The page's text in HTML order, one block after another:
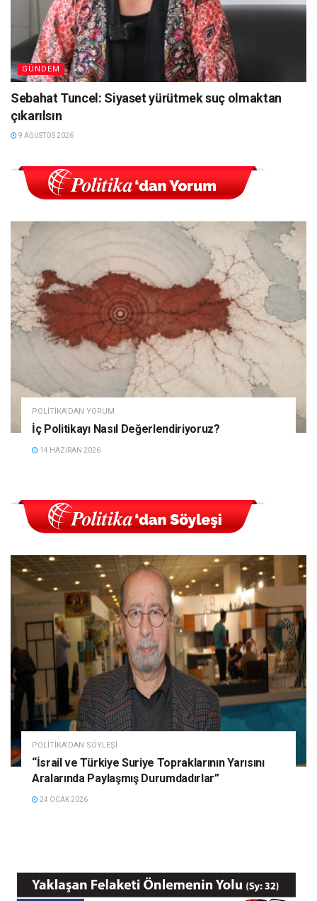
GÜNDEM
Sebahat Tuncel: Siyaset yürütmek suç olmaktan
çıkarılsın
9 AĞUSTOS 2026
POLITIKA'DAN YORUM
İç Politikayı Nasıl Değerlendiriyoruz?
14 HAZIRAN 2026
POLITIKA'DAN SÖYLEŞI
“İsrail ve Türkiye Suriye Topraklarının Yarısını
Aralarında Paylaşmış Durumdadırlar”
24 OCAK 2026